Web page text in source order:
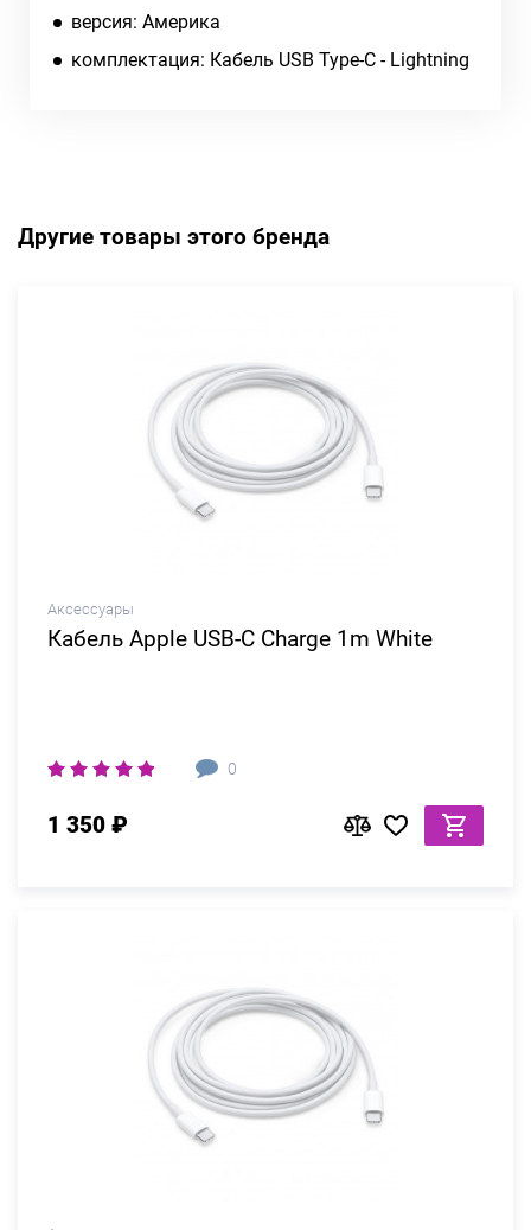
версия: Америка
комплектация: Кабель USB Type-C - Lightning
Другие товары этого бренда
Аксессуары
Кабель Apple USB-C Charge 1m White
0
1 350 ₽